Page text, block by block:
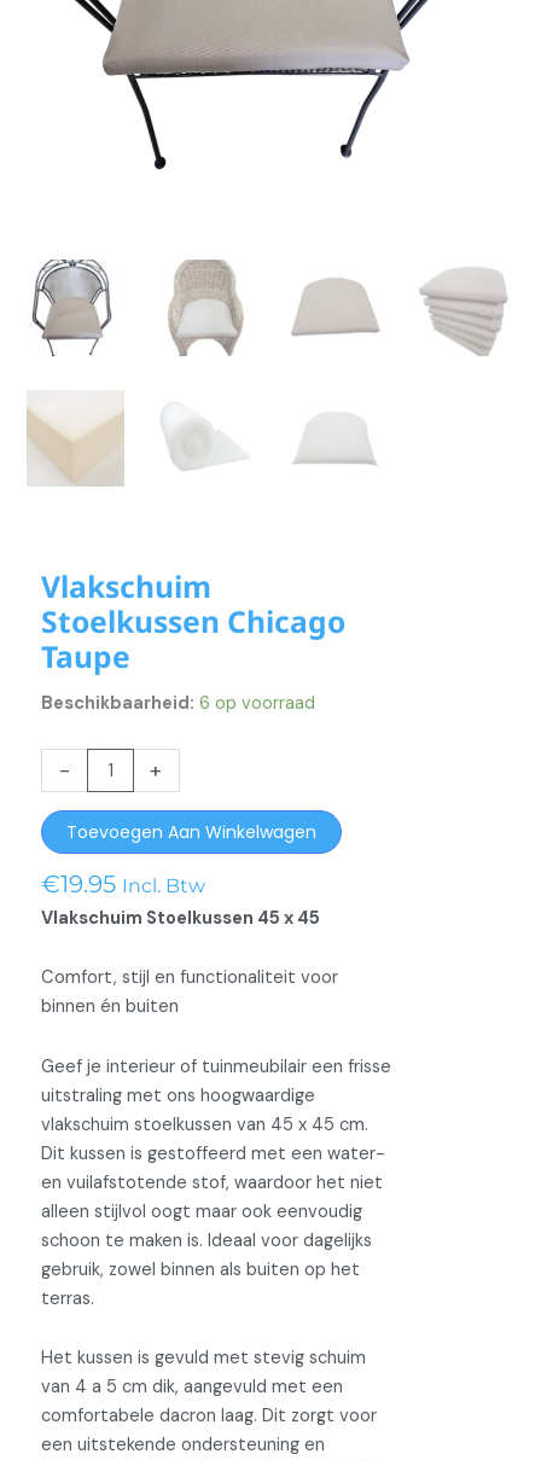
Vlakschuim
Stoelkussen Chicago
Taupe
€19.95 Incl. Btw
Beschikbaarheid: 6 op voorraad
-
Vlakschuim
Stoelkussen
Chicago
Taupe
aantal
+
Toevoegen Aan Winkelwagen
Vlakschuim Stoelkussen 45 x 45
Comfort, stijl en functionaliteit voor
binnen én buiten
Geef je interieur of tuinmeubilair een frisse
uitstraling met ons hoogwaardige
vlakschuim stoelkussen van 45 x 45 cm.
Dit kussen is gestoffeerd met een water-
en vuilafstotende stof, waardoor het niet
alleen stijlvol oogt maar ook eenvoudig
schoon te maken is. Ideaal voor dagelijks
gebruik, zowel binnen als buiten op het
terras.
Het kussen is gevuld met stevig schuim
van 4 a 5 cm dik, aangevuld met een
comfortabele dacron laag. Dit zorgt voor
een uitstekende ondersteuning en